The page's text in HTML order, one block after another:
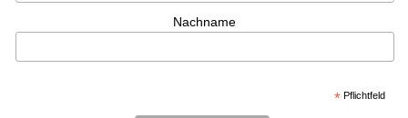
Nachname
*Pflichtfeld